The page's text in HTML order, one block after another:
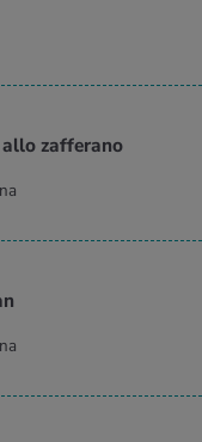
allo zaf­fe­ra­no